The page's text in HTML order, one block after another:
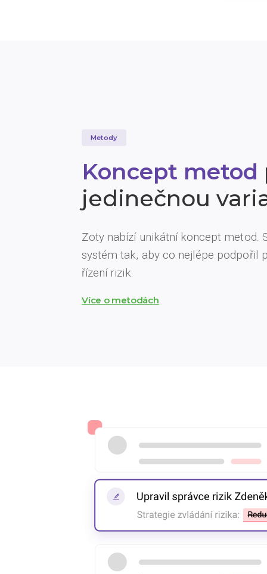
Metody
Koncept metod
jedinečnou
Zoty nabízí unikátní koncept metod.
systém tak, aby co nejlépe podpořil
řízení rizik.
Více o metodách